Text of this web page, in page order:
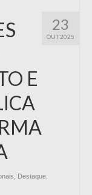
23
OUT 2025
E
Destaque